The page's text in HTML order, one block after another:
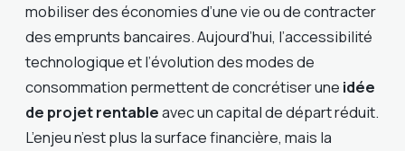
mobiliser des économies d’une vie ou de contracter
des emprunts bancaires. Aujourd’hui, l’accessibilité
technologique et l’évolution des modes de
consommation permettent de concrétiser une idée
de projet rentableavec un capital de départ réduit.
L’enjeu n’est plus la surface financière, mais la